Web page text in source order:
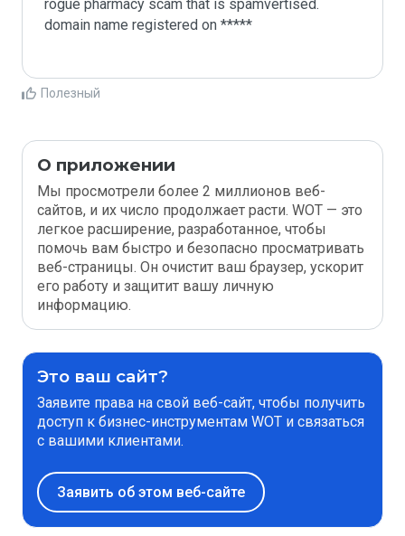
rogue pharmacy scam that is spamvertised.
domain name registered on *****
Полезный
О приложении
Мы просмотрели более 2 миллионов веб-
сайтов, и их число продолжает расти. WOT — это
легкое расширение, разработанное, чтобы
помочь вам быстро и безопасно просматривать
веб-страницы. Он очистит ваш браузер, ускорит
его работу и защитит вашу личную
информацию.
Это ваш сайт?
Заявите права на свой веб-сайт, чтобы получить
доступ к бизнес-инструментам WOT и связаться
с вашими клиентами.
Заявить об этом веб-сайте